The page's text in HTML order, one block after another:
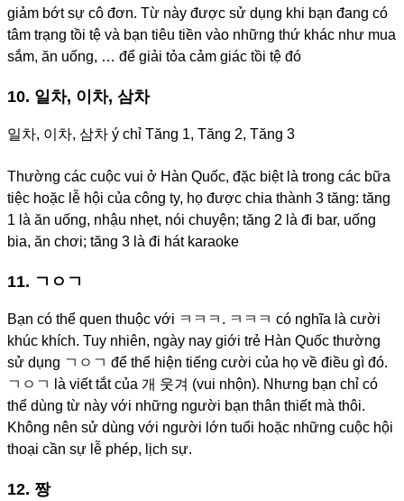
giảm bớt sự cô đơn. Từ này được sử dụng khi bạn đang có
tâm trạng tồi tệ và bạn tiêu tiền vào những thứ khác như mua
sắm, ăn uống, … để giải tỏa cảm giác tồi tệ đó
10. 일차, 이차, 삼차
일차, 이차, 삼차 ý chỉ Tăng 1, Tăng 2, Tăng 3
Thường các cuộc vui ở Hàn Quốc, đặc biệt là trong các bữa
tiệc hoặc lễ hội của công ty, họ được chia thành 3 tăng: tăng
1 là ăn uống, nhậu nhẹt, nói chuyện; tăng 2 là đi bar, uống
bia, ăn chơi; tăng 3 là đi hát karaoke
11. ㄱㅇㄱ
Bạn có thể quen thuộc với ㅋㅋㅋ. ㅋㅋㅋ có nghĩa là cười
khúc khích. Tuy nhiên, ngày nay giới trẻ Hàn Quốc thường
sử dụng ㄱㅇㄱ để thể hiện tiếng cười của họ về điều gì đó.
ㄱㅇㄱ là viết tắt của 개 웃겨 (vui nhộn). Nhưng bạn chỉ có
thể dùng từ này với những người bạn thân thiết mà thôi.
Không nên sử dùng với người lớn tuổi hoặc những cuộc hội
thoại cần sự lễ phép, lịch sự.
12. 짱